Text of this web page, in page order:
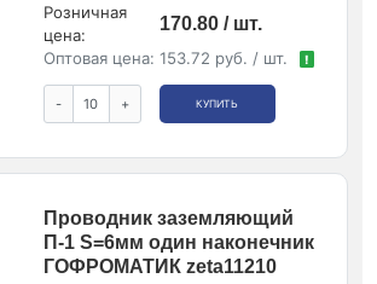
Розничная
цена:
170.80 / шт.
Оптовая цена: 153.72 руб. / шт. !
- + КУПИТЬ
Проводник заземляющий
П-1 S=6мм один наконечник
ГОФРОМАТИК zeta11210